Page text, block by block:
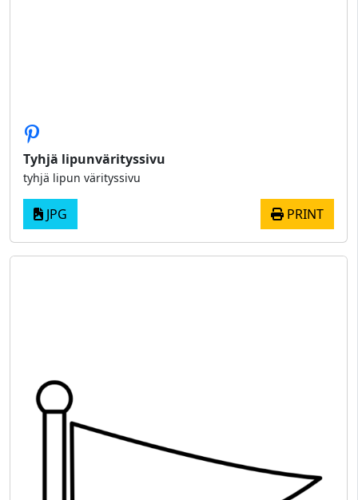
Tyhjä lipunvärityssivu
tyhjä lipun värityssivu
JPG PRINT